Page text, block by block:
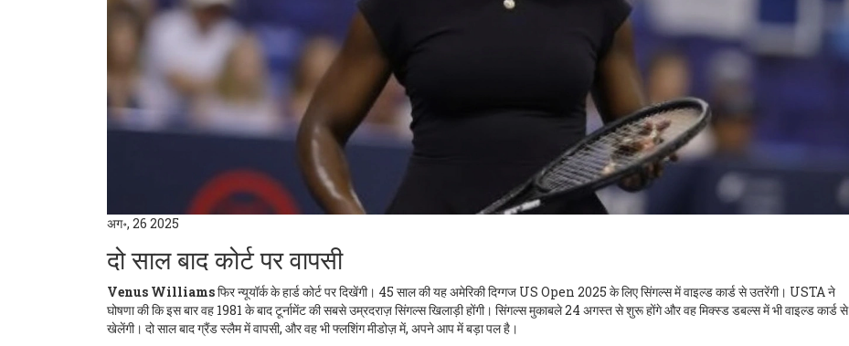
अग॰, 26 2025
दो साल बाद कोर्ट पर वापसी
Venus Williamsफिर न्यूयॉर्क के हार्ड कोर्ट पर दिखेंगी। 45 साल की यह अमेरिकी दिग्गज US Open 2025 के लिए सिंगल्स में वाइल्ड कार्ड से उतरेंगी। USTA ने
घोषणा की कि इस बार वह 1981 के बाद टूर्नामेंट की सबसे उम्रदराज़ सिंगल्स खिलाड़ी होंगी। सिंगल्स मुकाबले 24 अगस्त से शुरू होंगे और वह मिक्स्ड डबल्स में भी वाइल्ड कार्ड से
खेलेंगी। दो साल बाद ग्रैंड स्लैम में वापसी, और वह भी फ्लशिंग मीडोज़ में, अपने आप में बड़ा पल है।